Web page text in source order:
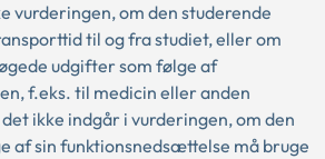
vurderingen, om den studerende
til og fra studiet, eller om
udgifter som følge af
f.eks. til medicin eller anden
ikke indgår i vurderingen, om den
af sin funktionsnedsættelse må bruge